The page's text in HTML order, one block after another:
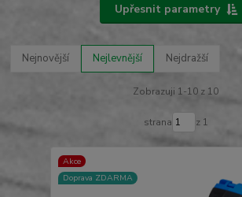
Upřesnit parametry
Nejnovější Nejlevnější Nejdražší
Zobrazuji 1-10 z 10
strana z 1
Akce
Doprava ZDARMA